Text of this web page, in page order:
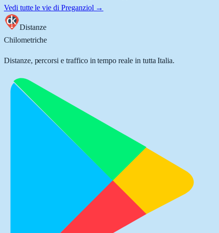
Vedi tutte le vie di Preganziol →
Distanze
Chilometriche
Distanze, percorsi e traffico in tempo reale in tutta Italia.